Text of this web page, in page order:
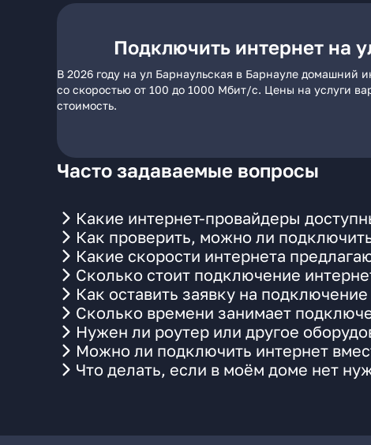
Подключить интернет на
В 2026 году на ул Барнаульская в Барнауле домашний
со скоростью от 100 до 1000 Мбит/с. Цены на услуги
стоимость.
Часто задаваемые вопросы
Какие интернет-провайдеры
Как проверить, можно ли
Какие скорости интернета
Сколько стоит подключение
Как оставить заявку на
Сколько времени занимает
Нужен ли роутер или другое
Можно ли подключить интернет
Что делать, если в моём доме нет